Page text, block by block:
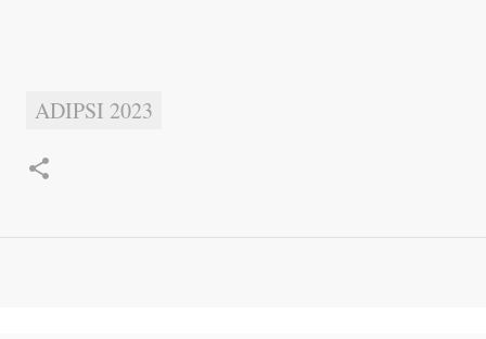
ADIPSI 2023